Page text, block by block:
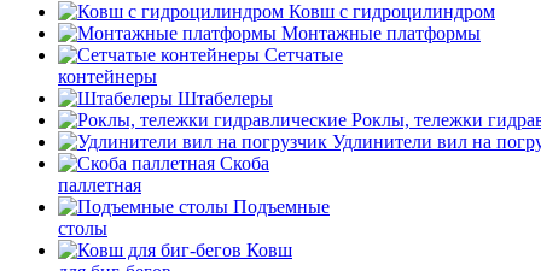
Ковш с гидроцилиндром
Монтажные платформы
Сетчатые
контейнеры
Штабелеры
Роклы, тележки
Удлинители вил на
Скоба
паллетная
Подъемные
столы
Ковш